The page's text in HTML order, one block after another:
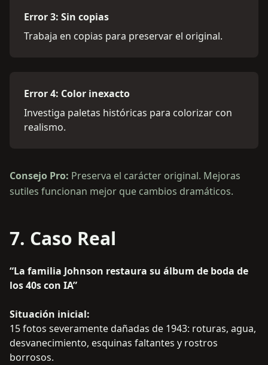
Error 3: Sin copias
Trabaja en copias para preservar el original.
Error 4: Color inexacto
Investiga paletas históricas para colorizar con
realismo.
Consejo Pro: Preserva el carácter original. Mejoras
sutiles funcionan mejor que cambios dramáticos.
7. Caso Real
“La familia Johnson restaura su álbum de boda de
los 40s con IA”
Situación inicial:
15 fotos severamente dañadas de 1943: roturas, agua,
desvanecimiento, esquinas faltantes y rostros
borrosos.